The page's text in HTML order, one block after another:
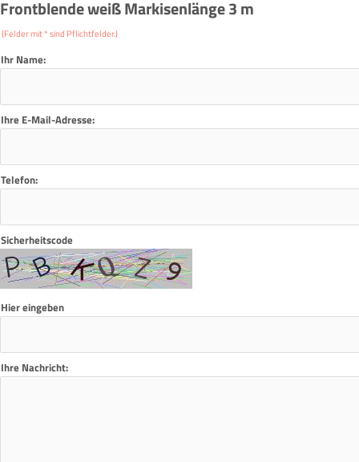
Frontblende weiß Markisenlänge 3 m
(Felder mit * sind Pflichtfelder.)
Ihr Name:
Ihre E-Mail-Adresse:
Telefon:
Sicherheitscode
Hier eingeben
Ihre Nachricht: